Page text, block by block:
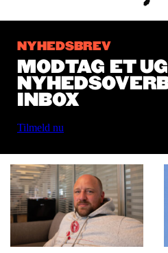
NYHEDSBREV
MODTAG ET
INBOX
Tilmeld nu